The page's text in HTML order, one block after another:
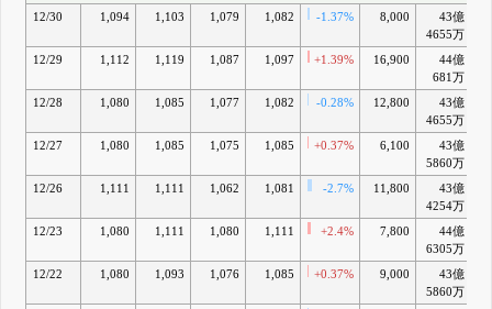
12/30
1,094 1,103 1,079 1,082 -1.37% 8,000
43億
4655万
12/29 1,112 1,119 1,087 1,097 +1.39% 16,900
44億
681万
12/28 1,080 1,085 1,077 1,082 -0.28% 12,800
43億
4655万
12/27 1,080 1,085 1,075 1,085 +0.37% 6,100
43億
5860万
12/26 1,111 1,111 1,062 1,081 -2.7% 11,800
43億
4254万
12/23 1,080 1,111 1,080 1,111 +2.4% 7,800
44億
6305万
12/22 1,080 1,093 1,076 1,085 +0.37% 9,000
43億
5860万